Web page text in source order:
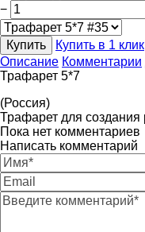
−
Купить
Купить в 1 клик
Описание Комментарии
Трафарет 5*7
(Россия)
Трафарет для
Пока нет комментариев
Написать комментарий